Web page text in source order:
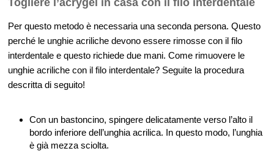
Per questo metodo è necessaria una seconda persona. Questo
perché le unghie acriliche devono essere rimosse con il filo
interdentale e questo richiede due mani. Come rimuovere le
unghie acriliche con il filo interdentale? Seguite la procedura
descritta di seguito!
Con un bastoncino, spingere delicatamente verso l’alto il
bordo inferiore dell’unghia acrilica. In questo modo, l’unghia
è già mezza sciolta.